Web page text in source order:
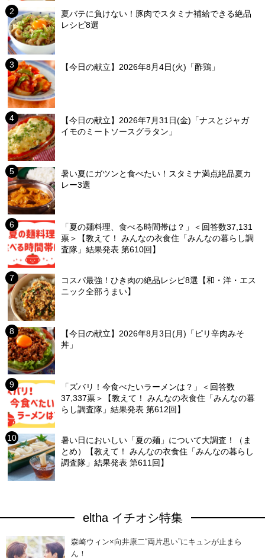
夏バテに負けない！豚肉でスタミナ補給できる絶品
レシピ8選
【今日の献立】2026年8月4日(火)「酢鶏」
【今日の献立】2026年7月31日(金)「ナスとジャガ
イモのミートソースグラタン」
暑い夏にガツンと食べたい！スタミナ満点絶品夏カ
レー3選
「夏の麺料理、食べる時間帯は？」＜回答数37,131
票＞【教えて！ みんなの衣食住「みんなの暮らし調
査隊」結果発表 第610回】
コスパ最強！ひき肉の絶品レシピ8選【和・洋・エス
ニック全部うまい】
【今日の献立】2026年8月3日(月)「ピリ辛肉みそ
丼」
「ズバリ！今食べたいラーメンは？」＜回答数
37,337票＞【教えて！ みんなの衣食住「みんなの暮
らし調査隊」結果発表 第612回】
暑い日においしい「夏の麺」について大調査！（ま
とめ）【教えて！ みんなの衣食住「みんなの暮らし
調査隊」結果発表 第611回】
eltha イチオシ特集
森崎ウィン×向井康二“両片思い”にキュンが止まら
ん！